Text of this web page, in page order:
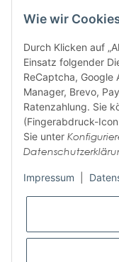
jederzeit widerruflich
Wie wir
Durch Klicken auf
Einsatz folgender
ReCaptcha, Google
Manager, Brevo,
Ratenzahlung. Sie
(Fingerabdruck-
Sie unter
Impressum